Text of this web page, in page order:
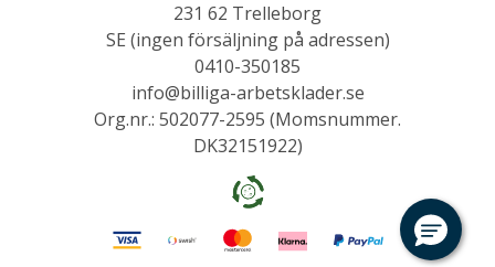
231 62 Trelleborg
SE (ingen försäljning på adressen)
0410-350185
info@billiga-arbetsklader.se
Org.nr.: 502077-2595 (Momsnummer.
DK32151922)